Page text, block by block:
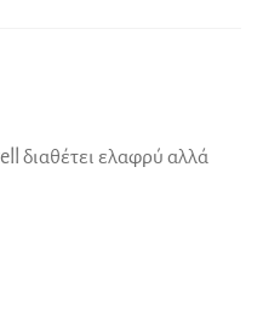
διαθέτει ελαφρύ αλλά